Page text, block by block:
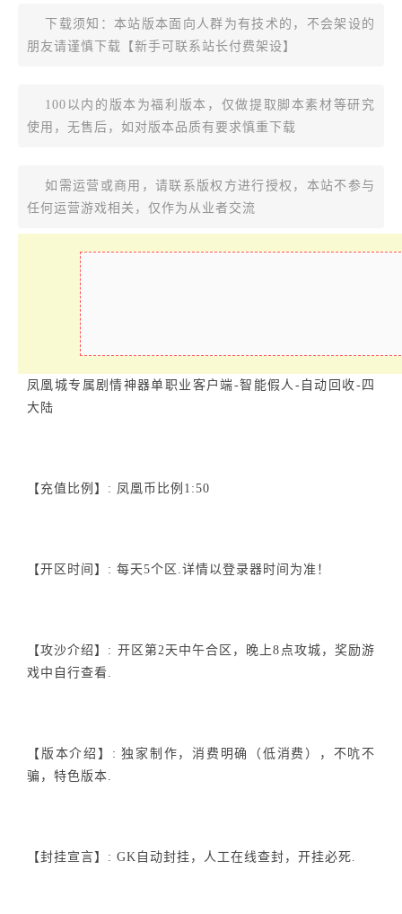
下载须知：本站版本面向人群为有技术的，不会架设的
朋友请谨慎下载【新手可联系站长付费架设】
100以内的版本为福利版本，仅做提取脚本素材等研究
使用，无售后，如对版本品质有要求慎重下载
如需运营或商用，请联系版权方进行授权，本站不参与
任何运营游戏相关，仅作为从业者交流
凤凰城专属剧情神器单职业客户端-智能假人-自动回收-四
大陆
【充值比例】: 凤凰币比例1:50
【开区时间】: 每天5个区.详情以登录器时间为准！
【攻沙介绍】: 开区第2天中午合区，晚上8点攻城，奖励游
戏中自行查看.
【版本介绍】: 独家制作，消费明确（低消费），不吭不
骗，特色版本.
【封挂宣言】: GK自动封挂，人工在线查封，开挂必死.